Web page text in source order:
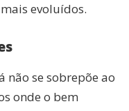
evoluídos.
não se sobrepõe ao
onde o bem